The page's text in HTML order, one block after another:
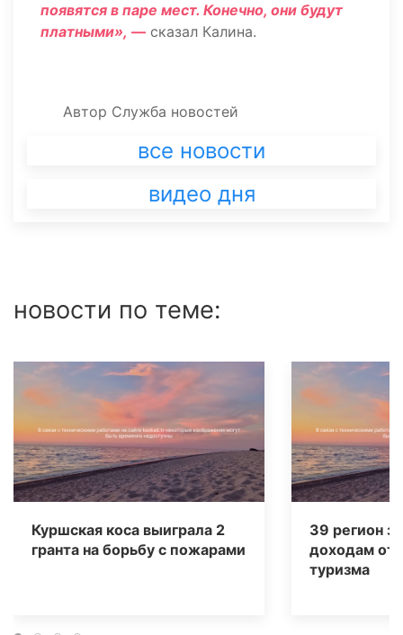
появятся в паре мест. Конечно, они будут
платными», — сказал Калина.
Автор Служба новостей
все новости
видео дня
новости по теме:
Куршская коса выиграла 2
гранта на борьбу с пожарами
39 регион
доходам от
туризма